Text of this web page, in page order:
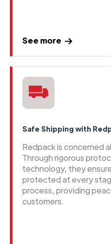
See more
Safe Shipping with
Redpack is concerned
Through rigorous
technology, they
protected at every
process, providing
customers.